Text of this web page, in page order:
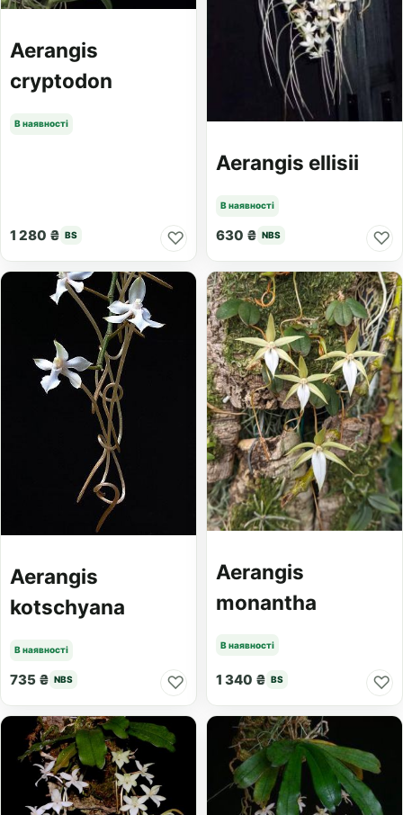
Aerangis
cryptodon
В наявності
1 280 ₴ BS ♡
Aerangis ellisii
В наявності
630 ₴ NBS ♡
Aerangis
kotschyana
В наявності
735 ₴ NBS ♡
Aerangis
monantha
В наявності
1 340 ₴ BS ♡